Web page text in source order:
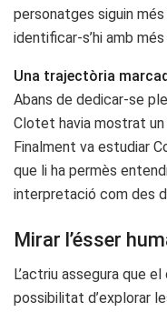
personatges siguin
identificar-s’hi amb
Una trajectòria
Abans de dedicar-se
Clotet havia mostrat
Finalment va estudiar
que li ha permès
interpretació com des
Mirar l’ésser
L’actriu assegura que
possibilitat d’explorar